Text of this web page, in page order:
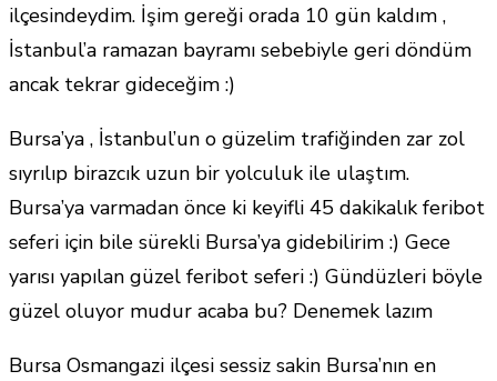
ilçesindeydim. İşim gereği orada 10 gün kaldım ,
İstanbul’a ramazan bayramı sebebiyle geri döndüm
ancak tekrar gideceğim :)
Bursa’ya , İstanbul’un o güzelim trafiğinden zar zol
sıyrılıp birazcık uzun bir yolculuk ile ulaştım.
Bursa’ya varmadan önce ki keyifli 45 dakikalık feribot
seferi için bile sürekli Bursa’ya gidebilirim :) Gece
yarısı yapılan güzel feribot seferi :) Gündüzleri böyle
güzel oluyor mudur acaba bu? Denemek lazım
Bursa Osmangazi ilçesi sessiz sakin Bursa’nın en